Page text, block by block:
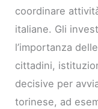
coordinare
italiane. Gli
l’importanza
cittadini,
decisive per
torinese, ad